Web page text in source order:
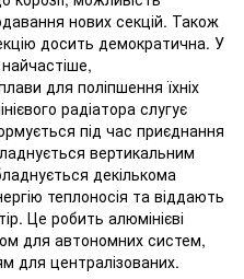
нових секцій. Також
досить демократична. У
найчастіше,
для поліпшення їхніх
радіатора слугує
під час приєднання
вертикальним
декількома
теплоносія та віддають
Це робить алюмінієві
для автономних систем,
для централізованих.